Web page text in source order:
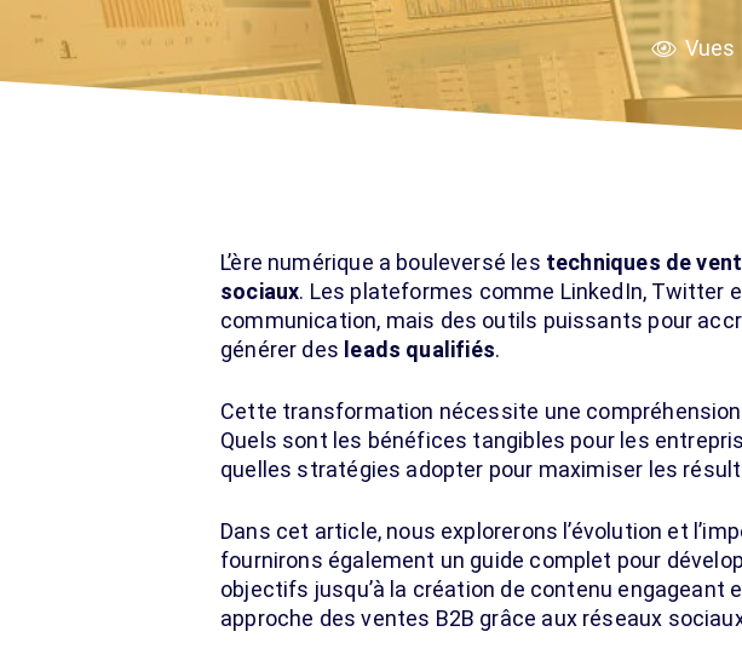
Vues
L’ère numérique a bouleversé les techniques de
sociaux. Les plateformes comme LinkedIn, Twitter
communication, mais des outils puissants pour
générer des leads qualifiés.
Cette transformation nécessite une compréhension
Quels sont les bénéfices tangibles pour les
quelles stratégies adopter pour maximiser les
Dans cet article, nous explorerons l’évolution et
fournirons également un guide complet pour
objectifs jusqu’à la création de contenu
approche des ventes B2B grâce aux réseaux